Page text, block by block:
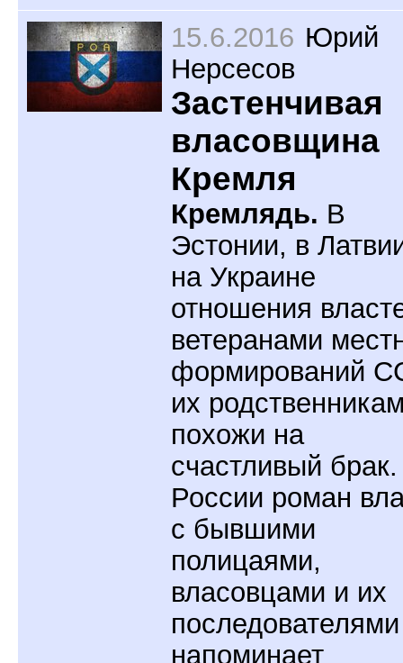
15.6.2016 Юрий
Нерсесов
Застенчивая
власовщина
Кремля
Кремлядь. В
Эстонии, в
на Украине
отношения
ветеранами
формирований
их
похожи на
счастливый
России роман
с бывшими
полицаями,
власовцами и их
последователями
напоминает